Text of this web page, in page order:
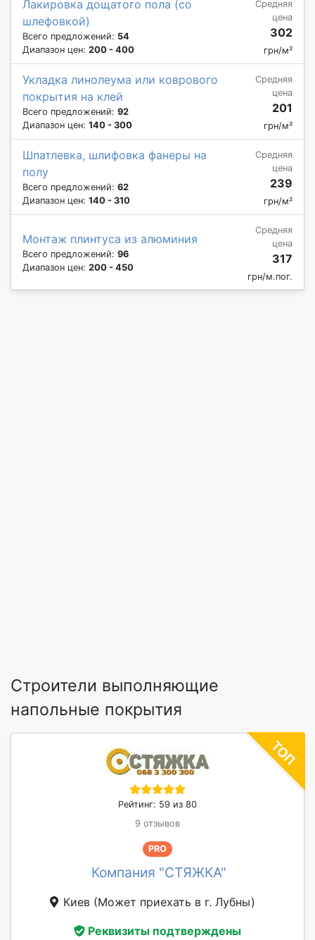
Лакировка дощатого пола (со
шлефовкой)
Всего предложений: 54
Диапазон цен: 200 - 400
Средняя
цена
302
грн/м²
Укладка линолеума или коврового
покрытия на клей
Всего предложений: 92
Диапазон цен: 140 - 300
Средняя
цена
201
грн/м²
Шпатлевка, шлифовка фанеры на
полу
Всего предложений: 62
Диапазон цен: 140 - 310
Средняя
цена
239
грн/м²
Монтаж плинтуса из алюминия
Всего предложений: 96
Диапазон цен: 200 - 450
Средняя
цена
317
грн/м.пог.
Строители выполняющие
напольные покрытия
Рейтинг: 59 из 80
9 отзывов
PRO
Компания "СТЯЖКА"
Киев (Может приехать в г. Лубны)
Реквизиты подтверждены